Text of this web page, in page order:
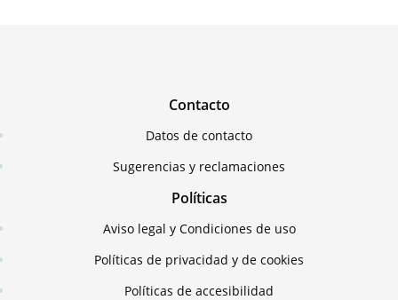
Contacto
Datos de contacto
Sugerencias y reclamaciones
Políticas
Aviso legal y Condiciones de uso
Políticas de privacidad y de cookies
Políticas de accesibilidad